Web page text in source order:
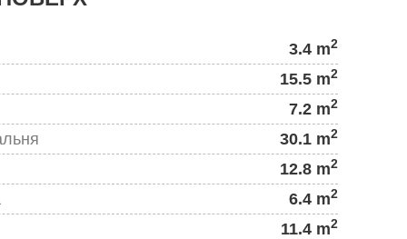
3.4 m2
15.5 m2
7.2 m2
30.1 m2
12.8 m2
6.4 m2
11.4 m2